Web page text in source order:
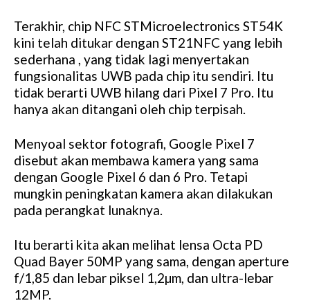
Terakhir, chip NFC STMicroelectronics ST54K
kini telah ditukar dengan ST21NFC yang lebih
sederhana , yang tidak lagi menyertakan
fungsionalitas UWB pada chip itu sendiri. Itu
tidak berarti UWB hilang dari Pixel 7 Pro. Itu
hanya akan ditangani oleh chip terpisah.
Menyoal sektor fotografi, Google Pixel 7
disebut akan membawa kamera yang sama
dengan Google Pixel 6 dan 6 Pro. Tetapi
mungkin peningkatan kamera akan dilakukan
pada perangkat lunaknya.
Itu berarti kita akan melihat lensa Octa PD
Quad Bayer 50MP yang sama, dengan aperture
f/1,85 dan lebar piksel 1,2µm, dan ultra-lebar
12MP.